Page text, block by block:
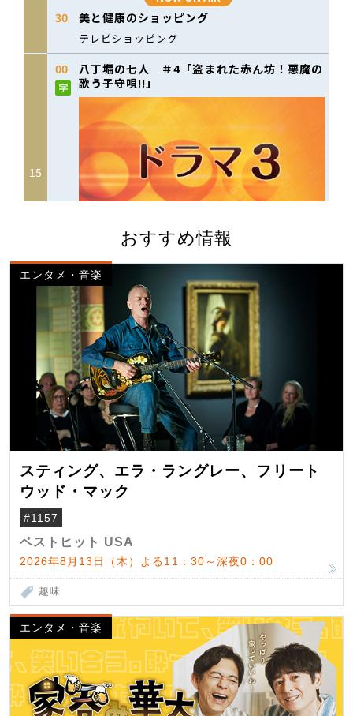
おすすめ情報
エンタメ・音楽
スティング、エラ・ラングレー、フリート
ウッド・マック
#1157
ベストヒット USA
2026年8月13日（木）よる11：30～深夜0：00
趣味
エンタメ・音楽